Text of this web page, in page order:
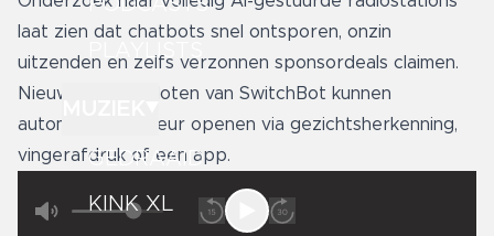
PLAYLISTS
GEDRAAID
KINK XL
laat zien dat chatbots snel ontsporen, onzin
uitzenden en zelfs verzonnen sponsordeals claimen.
Nieuwe slimme sloten van SwitchBot kunnen
automatisch je deur openen via gezichtsherkenning,
vingerafdruk of een app.